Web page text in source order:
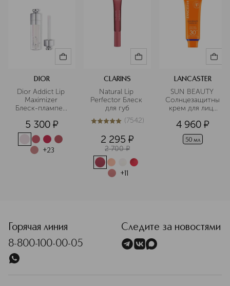
применением инновационных
технологий на основе натурального
косметических средств Lancaster
обеспечивают бренду полное
доверие покупателей.
DIOR
Dior Addict Lip
Maximizer
Блеск-плампер
5 300 ¤
+23
CLARINS
Natural Lip
Perfector Блеск
для губ
5из 57542 (7542)
2 295 ¤
2 700 ¤
+11
LANCASTER
SUN BEAUTY
Солнцезащитный
крем для лица
4 960 ¤
50 мл
Горячая линия
8-800-100-00-05
Следите за новостями